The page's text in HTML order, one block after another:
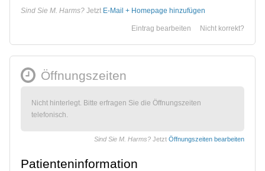
Sind Sie M. Harms? Jetzt E-Mail + Homepage hinzufügen
Nicht korrekt?
Eintrag bearbeiten
Öffnungszeiten
Nicht hinterlegt. Bitte erfragen Sie die Öffnungszeiten
telefonisch.
Sind Sie M. Harms? Jetzt Öffnungszeiten bearbeiten
Patienteninformation